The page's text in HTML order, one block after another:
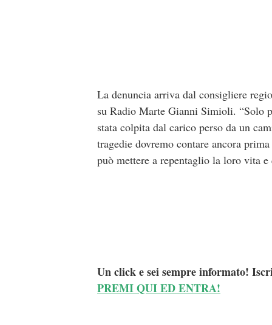
La denuncia arriva dal consigliere
su Radio Marte Gianni Simioli. “Solo
stata colpita dal carico perso da un
tragedie dovremo contare ancora
può mettere a repentaglio la loro vita
Un click e sei sempre informato!
PREMI QUI ED ENTRA!